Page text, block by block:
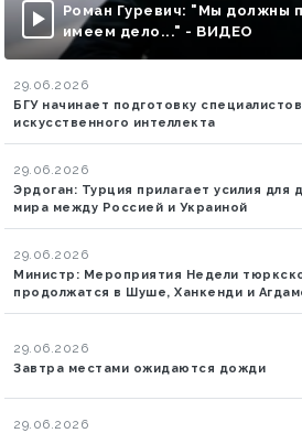
Роман Гуревич: "Мы должны
имеем дело..." - ВИДЕО
29.06.2026
БГУ начинает подготовку
искусственного интеллекта
29.06.2026
Эрдоган: Турция прилагает усилия для
мира между Россией и Украиной
29.06.2026
Министр: Мероприятия Недели
продолжатся в Шуше, Ханкенди и
29.06.2026
Завтра местами ожидаются дожди
29.06.2026